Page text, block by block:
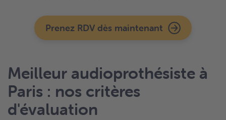
Prenez RDV dès maintenant
Meilleur audioprothésiste à
Paris : nos critères
d'évaluation